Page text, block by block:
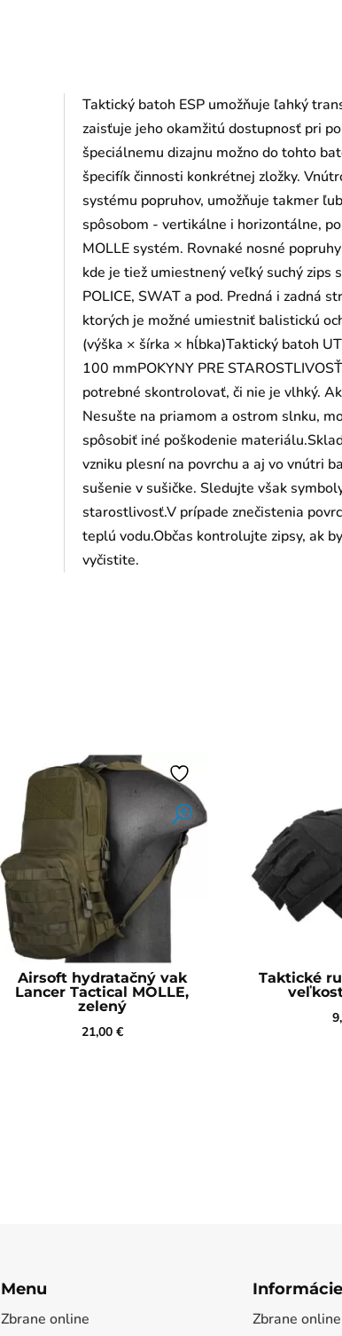
Taktický batoh ESP umožňuje ľahký
zaisťuje jeho okamžitú dostupnosť pri
špeciálnemu dizajnu možno do tohto
špecifík činnosti konkrétnej zložky.
systému popruhov, umožňuje takmer
spôsobom - vertikálne i horizontálne,
MOLLE systém. Rovnaké nosné
kde je tiež umiestnený veľký suchý zips
POLICE, SWAT a pod. Predná i zadná
ktorých je možné umiestniť balistickú
(výška × šírka × hĺbka)Taktický batoh
100 mmPOKYNY PRE
potrebné skontrolovať, či nie je vlhký.
Nesušte na priamom a ostrom slnku,
spôsobiť iné poškodenie
vzniku plesní na povrchu a aj vo vnútri
sušenie v sušičke. Sledujte však
starostlivosť.V prípade znečistenia
teplú vodu.Občas kontrolujte zipsy, ak
vyčistite.
Airsoft hydratačný vak
Lancer Tactical MOLLE,
zelený
21,00 €
Taktické
Menu
Zbrane online
Informácie
Zbrane online